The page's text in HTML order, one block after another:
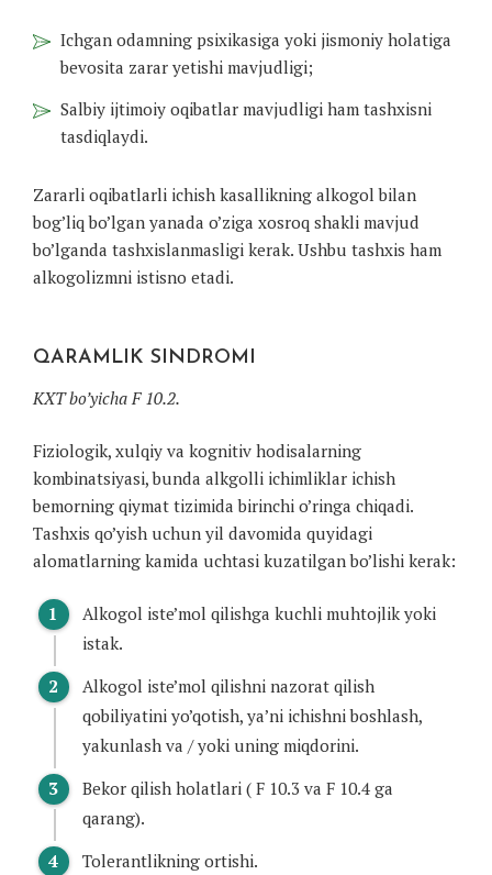
Ichgan odamning psixikasiga yoki jismoniy holatiga
bevosita zarar yetishi mavjudligi;
Salbiy ijtimoiy oqibatlar mavjudligi ham tashxisni
tasdiqlaydi.
Zararli oqibatlarli ichish kasallikning alkogol bilan
bog’liq bo’lgan yanada o’ziga xosroq shakli mavjud
bo’lganda tashxislanmasligi kerak. Ushbu tashxis ham
alkogolizmni istisno etadi.
QARAMLIK SINDROMI
KXT bo’yicha F 10.2.
Fiziologik, xulqiy va kognitiv hodisalarning
kombinatsiyasi, bunda alkgolli ichimliklar ichish
bemorning qiymat tizimida birinchi o’ringa chiqadi.
Tashxis qo’yish uchun yil davomida quyidagi
alomatlarning kamida uchtasi kuzatilgan bo’lishi kerak:
Alkogol iste’mol qilishga kuchli muhtojlik yoki
istak.
Alkogol iste’mol qilishni nazorat qilish
qobiliyatini yo’qotish, ya’ni ichishni boshlash,
yakunlash va / yoki uning miqdorini.
Bekor qilish holatlari ( F 10.3 va F 10.4 ga
qarang).
Tolerantlikning ortishi.